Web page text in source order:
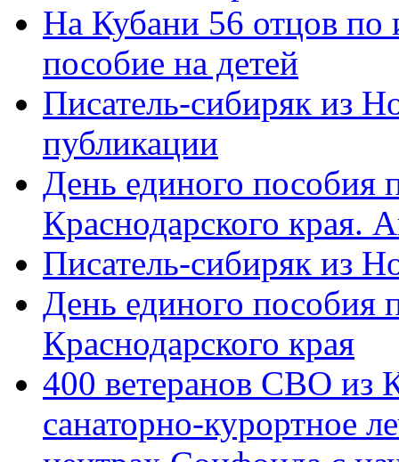
На Кубани 56 отцов по
пособие на детей
Писатель-сибиряк из
публикации
День единого пособия
Краснодарского края.
Писатель-сибиряк из
День единого пособия
Краснодарского края
400 ветеранов СВО из
санаторно-курортное